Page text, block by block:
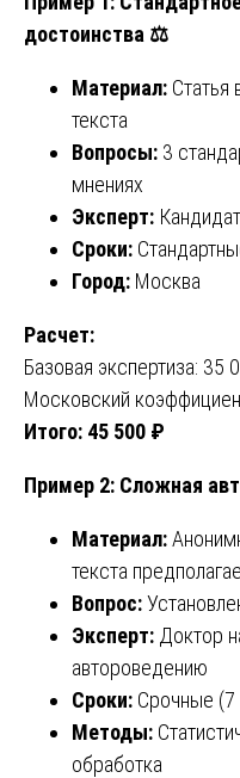
достоинства ⚖️
Материал: Статья
текста
Вопросы: 3
мнениях
Эксперт:
Сроки:
Город: Москва
Расчет:
Базовая экспертиза: 35
Московский
Итого: 45 500 ₽
Пример 2: Сложная
Материал:
текста
Вопрос:
Эксперт: Доктор
автороведению
Сроки: Срочные (7
Методы:
обработка